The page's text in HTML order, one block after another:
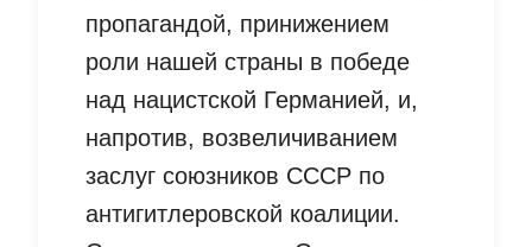
пропагандой, принижением
роли нашей страны в победе
над нацистской Германией, и,
напротив, возвеличиванием
заслуг союзников СССР по
антигитлеровской коалиции.